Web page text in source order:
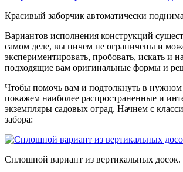
Красивый заборчик автоматически
Вариантов исполнения конструкций
самом деле, вы ничем не ограничены и
экспериментировать, пробовать, искать и
подходящие вам оригинальные формы и
Чтобы помочь вам и подтолкнуть в
покажем наиболее распространенные и
экземпляры садовых оград. Начнем с
забора:
Сплошной вариант из вертикальных досок.